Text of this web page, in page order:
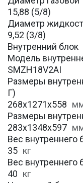
15,88 (5/8)
Диаметр
9,52 (3/8)
Внутренний блок
Модель
SMZH18V2AI
Размеры
Г)
268x1271x558
Размеры
283x1348x597
Вес внутреннего
35 кг
Вес внутреннего
40 кг